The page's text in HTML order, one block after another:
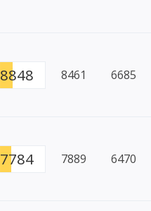
8848 8461 6685
7784 7889 6470